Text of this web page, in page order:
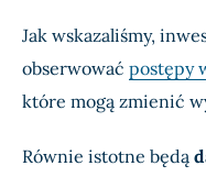
Jak wskazaliśmy,
obserwować postępy
które mogą zmienić
Równie istotne będą